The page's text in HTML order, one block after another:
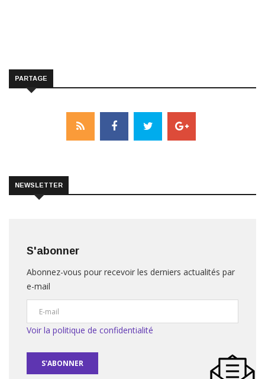
PARTAGE
NEWSLETTER
S'abonner
Abonnez-vous pour recevoir les derniers actualités par
e-mail
Voir la politique de confidentialité
S'ABONNER